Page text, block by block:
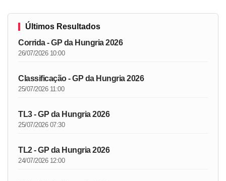
Últimos Resultados
Corrida - GP da Hungria 2026
26/07/2026 10:00
Classificação - GP da Hungria 2026
25/07/2026 11:00
TL3 - GP da Hungria 2026
25/07/2026 07:30
TL2 - GP da Hungria 2026
24/07/2026 12:00